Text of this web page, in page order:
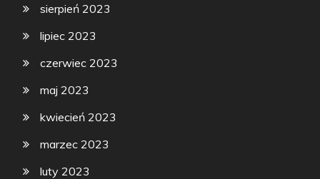
sierpień 2023
lipiec 2023
czerwiec 2023
maj 2023
kwiecień 2023
marzec 2023
luty 2023